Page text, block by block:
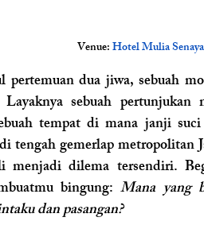
Venue:Hotel Mulia
pertemuan dua jiwa, sebuah
sebuah pertunjukan
tempat di mana janji
tengah gemerlap metropolitan
menjadi dilema tersendiri.
bingung: Mana yang
dan pasangan?